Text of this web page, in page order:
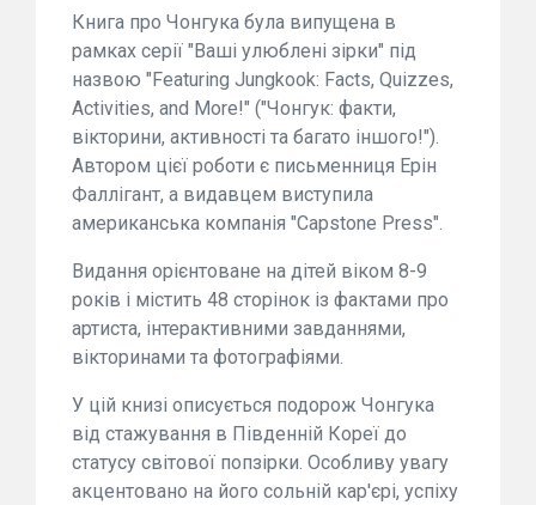
Книга про Чонгука була випущена в
рамках серії "Ваші улюблені зірки" під
назвою "Featuring Jungkook: Facts, Quizzes,
Activities, and More!" ("Чонгук: факти,
вікторини, активності та багато іншого!").
Автором цієї роботи є письменниця Ерін
Фаллігант, а видавцем виступила
американська компанія "Capstone Press".
Видання орієнтоване на дітей віком 8-9
років і містить 48 сторінок із фактами про
артиста, інтерактивними завданнями,
вікторинами та фотографіями.
У цій книзі описується подорож Чонгука
від стажування в Південній Кореї до
статусу світової попзірки. Особливу увагу
акцентовано на його сольній кар'єрі, успіху